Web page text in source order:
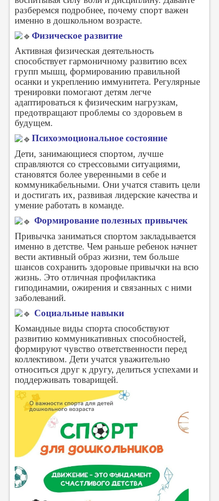
разберемся подробнее, почему спорт важен
именно в дошкольном возрасте.
Физическое развитие
Активная физическая деятельность
способствует гармоничному развитию всех
групп мышц, формированию правильной
осанки и укреплению иммунитета. Регулярные
тренировки помогают детям легче
адаптироваться к физическим нагрузкам,
предотвращают проблемы со здоровьем в
будущем.
Психоэмоциональное состояние
Дети, занимающиеся спортом, лучше
справляются со стрессовыми ситуациями,
становятся более уверенными в себе и
коммуникабельными. Они учатся ставить цели
и достигать их, развивая лидерские качества и
умение работать в команде.
Формирование полезных привычек
Привычка заниматься спортом закладывается
именно в детстве. Чем раньше ребенок начнет
вести активный образ жизни, тем больше
шансов сохранить здоровые привычки на всю
жизнь. Это отличная профилактика
гиподинамии, ожирения и связанных с ними
заболеваний.
Социальные навыки
Командные виды спорта способствуют
развитию коммуникативных способностей,
формируют чувство ответственности перед
коллективом. Дети учатся уважительно
относиться друг к другу, делиться успехами и
поддерживать товарищей.